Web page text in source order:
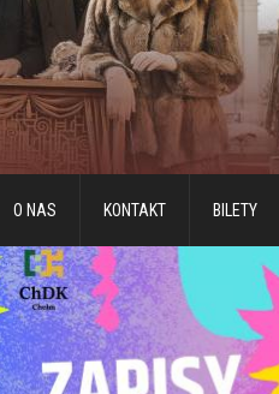
O NAS KONTAKT BILETY